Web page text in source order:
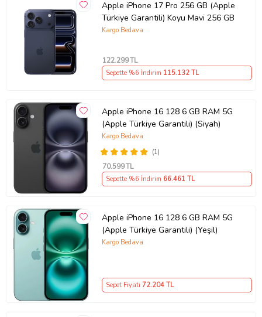
Ürün Kodu:kc6826227
Apple iPhone 17 Pro 256 GB (Apple
Türkiye Garantili) Koyu Mavi 256 GB
Kargo Bedava
122.299TL
Sepette %6 İndirim 115.132TL
Apple iPhone 16 128 6 GB RAM 5G
(Apple Türkiye Garantili) (Siyah)
(1)
Kargo Bedava
70.599TL
Sepette %6 İndirim 66.461 TL
Apple iPhone 16 128 6 GB RAM 5G
(Apple Türkiye Garantili) (Yeşil)
Kargo Bedava
Sepet Fiyatı 72.204TL